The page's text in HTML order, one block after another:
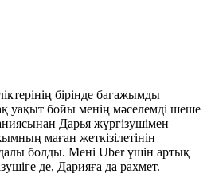
бірінде багажымды
уақыт бойы менің мәселемді шеше
Дарья жүргізушімен
маған жеткізілетінін
болды. Мені Uber үшін артық
де, Дарияға да рахмет.